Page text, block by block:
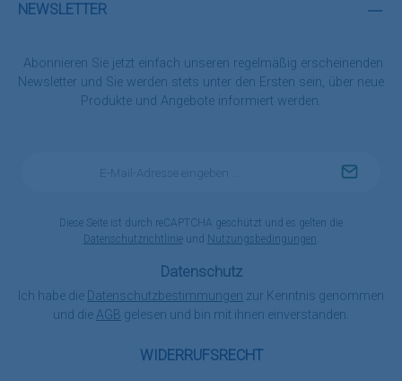
WIDERRUFSRECHT
NEWSLETTER
Abonnieren Sie jetzt einfach unseren regelmäßig erscheinenden
Newsletter und Sie werden stets unter den Ersten sein, über neue
Produkte und Angebote informiert werden.
Diese Seite ist durch reCAPTCHA geschützt und es gelten die
Datenschutzrichtlinieund Nutzungsbedingungen
Datenschutz
Ich habe die Datenschutzbestimmungen zur Kenntnis genommen
und dieAGB gelesen und bin mit ihnen einverstanden.